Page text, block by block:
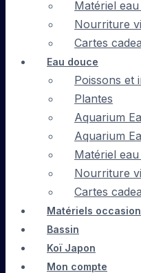
Matériel
Nourriture
Cartes
Eau douce
Poissons et
Plantes
Aquarium
Aquarium
Matériel
Nourriture
Cartes
Matériels occasion
Bassin
Koï Japon
Mon compte